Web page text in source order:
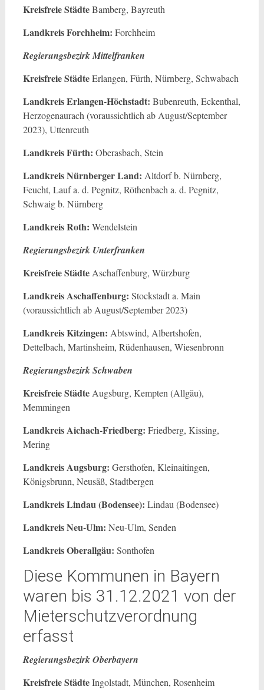
Kreisfreie StädteBamberg, Bayreuth
Landkreis Forchheim: Forchheim
Regierungsbezirk Mittelfranken
Kreisfreie StädteErlangen, Fürth, Nürnberg, Schwabach
Landkreis Erlangen-Höchstadt: Bubenreuth, Eckenthal,
Herzogenaurach (voraussichtlich ab August/September
2023), Uttenreuth
Landkreis Fürth: Oberasbach, Stein
Landkreis Nürnberger Land: Altdorf b. Nürnberg,
Feucht, Lauf a. d. Pegnitz, Röthenbach a. d. Pegnitz,
Schwaig b. Nürnberg
Landkreis Roth: Wendelstein
Regierungsbezirk Unterfranken
Kreisfreie StädteAschaffenburg, Würzburg
Landkreis Aschaffenburg: Stockstadt a. Main
(voraussichtlich ab August/September 2023)
Landkreis Kitzingen: Abtswind, Albertshofen,
Dettelbach, Martinsheim, Rüdenhausen, Wiesenbronn
Regierungsbezirk Schwaben
Kreisfreie StädteAugsburg, Kempten (Allgäu),
Memmingen
Landkreis Aichach-Friedberg: Friedberg, Kissing,
Mering
Landkreis Augsburg: Gersthofen, Kleinaitingen,
Königsbrunn, Neusäß, Stadtbergen
Landkreis Lindau (Bodensee): Lindau (Bodensee)
Landkreis Neu-Ulm: Neu-Ulm, Senden
Landkreis Oberallgäu: Sonthofen
Diese Kommunen in Bayern
waren bis 31.12.2021 von der
Mieterschutzverordnung
erfasst
Regierungsbezirk Oberbayern
Kreisfreie StädteIngolstadt, München, Rosenheim